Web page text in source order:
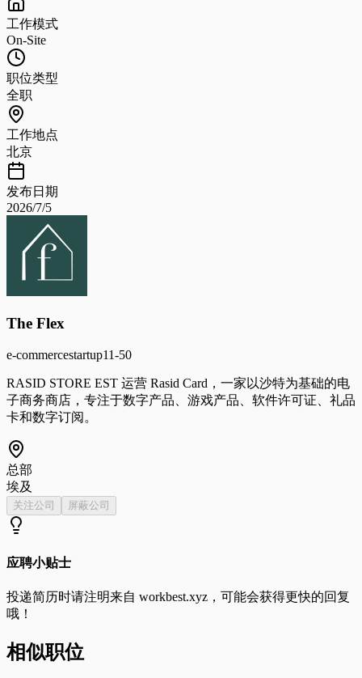
工作模式
On-Site
职位类型
全职
工作地点
北京
发布日期
2026/7/5
The Flex
e-commercestartup11-50
RASID STORE EST 运营 Rasid Card，一家以沙特为基础的电
子商务商店，专注于数字产品、游戏产品、软件许可证、礼品
卡和数字订阅。
总部
埃及
关注公司 屏蔽公司
应聘小贴士
投递简历时请注明来自 workbest.xyz ，可能会获得更快的回复
哦！
相似职位